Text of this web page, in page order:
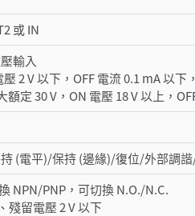
或 IN
輸入
2 V 以下，OFF 電流 0.1 mA 以下
定 30 V，ON 電壓 18 V 以上，
(電平)/保持 (邊緣)/復位/外部調
NPN/PNP，可切換 N.O./N.C.
殘留電壓 2 V 以下